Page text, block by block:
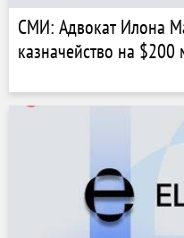
СМИ: Адвокат Илона
казначейство на $200